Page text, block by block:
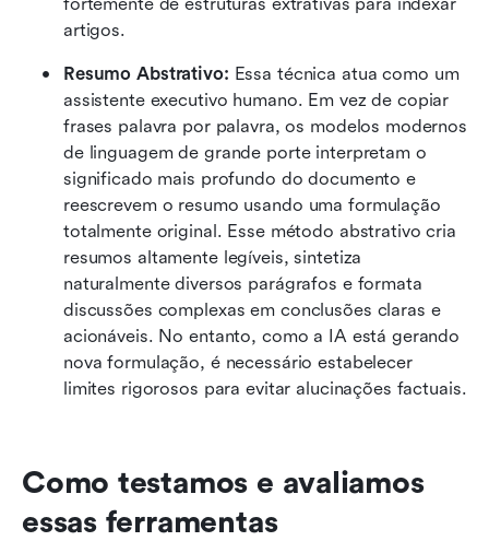
artigos.
Resumo Abstrativo: Essa técnica atua como um
assistente executivo humano. Em vez de copiar
frases palavra por palavra, os modelos modernos
de linguagem de grande porte interpretam o
significado mais profundo do documento e
reescrevem o resumo usando uma formulação
totalmente original. Esse método abstrativo cria
resumos altamente legíveis, sintetiza
naturalmente diversos parágrafos e formata
discussões complexas em conclusões claras e
acionáveis. No entanto, como a IA está gerando
nova formulação, é necessário estabelecer
limites rigorosos para evitar alucinações factuais.
Como testamos e avaliamos
essas ferramentas